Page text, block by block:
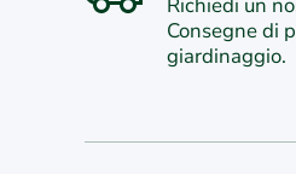
Consegne di
giardinaggio.